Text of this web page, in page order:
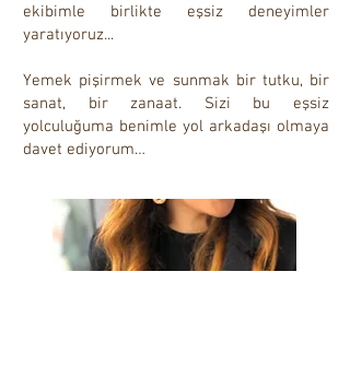
ekibimle birlikte eşsiz deneyimler
yaratıyoruz...
Yemek pişirmek ve sunmak bir tutku, bir
sanat, bir zanaat. Sizi bu eşsiz
yolculuğuma benimle yol arkadaşı olmaya
davet ediyorum…